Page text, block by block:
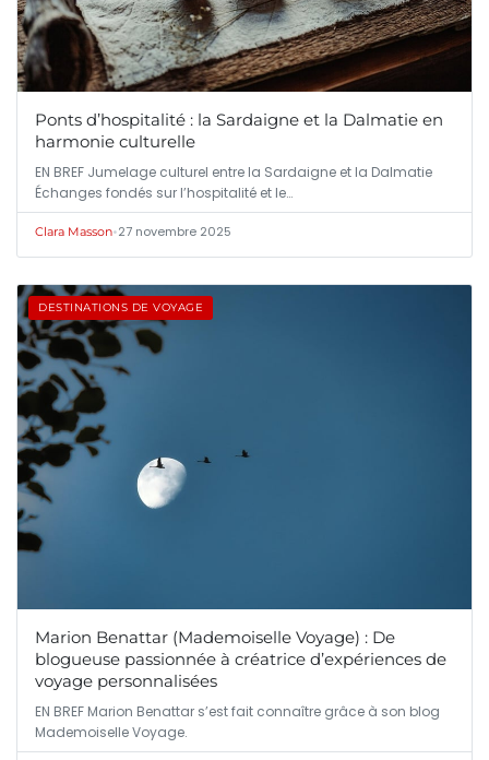
Ponts d’hospitalité : la Sardaigne et la Dalmatie en
harmonie culturelle
EN BREF Jumelage culturel entre la Sardaigne et la Dalmatie
Échanges fondés sur l’hospitalité et le…
Clara Masson•27 novembre 2025
DESTINATIONS DE VOYAGE
Marion Benattar (Mademoiselle Voyage) : De
blogueuse passionnée à créatrice d’expériences de
voyage personnalisées
EN BREF Marion Benattar s’est fait connaître grâce à son blog
Mademoiselle Voyage.